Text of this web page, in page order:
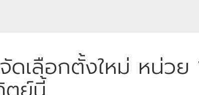
ดเลือกตั้งใหม่ หน่วย